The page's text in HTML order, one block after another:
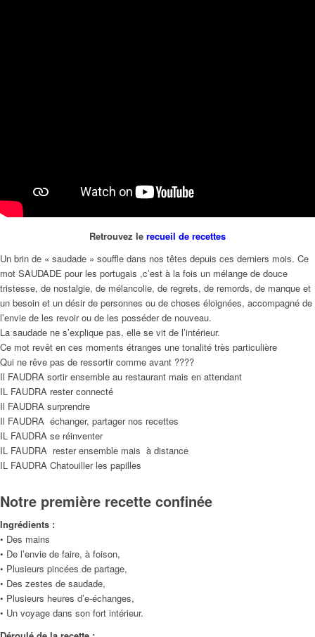
Retrouvez le recueil de recettes
Un brin de « saudade » souffle dans nos têtes depuis ces derniers mois. Ce
mot SAUDADE pour les portugais ,c’est à la fois un mélange de douce
tristesse, de nostalgie, de mélancolie, de regrets, de remords, de manque et
un besoin et un désir de personnes ou de choses éloignées, accompagné de
l’envie de les revoir ou de les posséder de nouveau.
La saudade ne s’explique pas, elle se vit de l’intérieur.
Ce mot revêt en ces moments étranges une tonalité très particulière
Qui ne rêve pas de ressortir comme avant ????
Il FAUDRA sortir ensemble au restaurant mais en attendant
IL FAUDRA rester connecté
Il FAUDRA surprendre
Il FAUDRA échanger, partager nos recettes
IL FAUDRA se réinventer
IL FAUDRA rester ensemble mais à distance
IL FAUDRA Chatouiller les papilles
Notre première recette confinée
Ingrédients :
• Des mains
• De l’envie de faire, à foison,
• Plusieurs pincées de partage,
• Des zestes de saudade,
• Plusieurs heures d’e-échanges,
• Un voyage dans son fort intérieur.